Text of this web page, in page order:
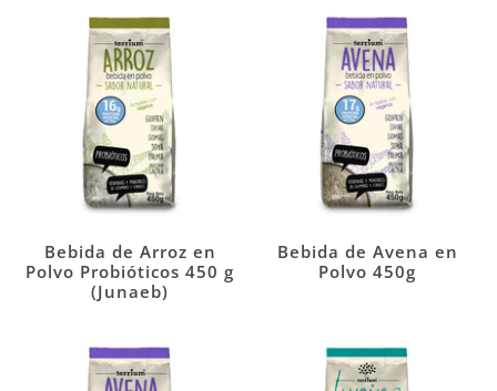
Bebida de Arroz en
Polvo Probióticos 450 g
(Junaeb)
Bebida de Avena en
Polvo 450g